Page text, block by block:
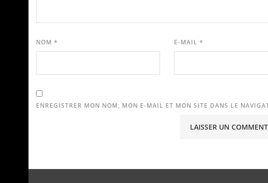
NOM * E-MAIL*
ENREGISTRER MON NOM, MON E-MAIL ET MON SITE DANS LE